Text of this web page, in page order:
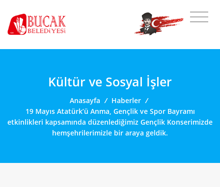
Kültür ve Sosyal İşler
Anasayfa / Haberler /
19 Mayıs Atatürk’ü Anma, Gençlik ve Spor Bayramı
etkinlikleri kapsamında düzenlediğimiz Gençlik Konserimizde
hemşehrilerimizle bir araya geldik.